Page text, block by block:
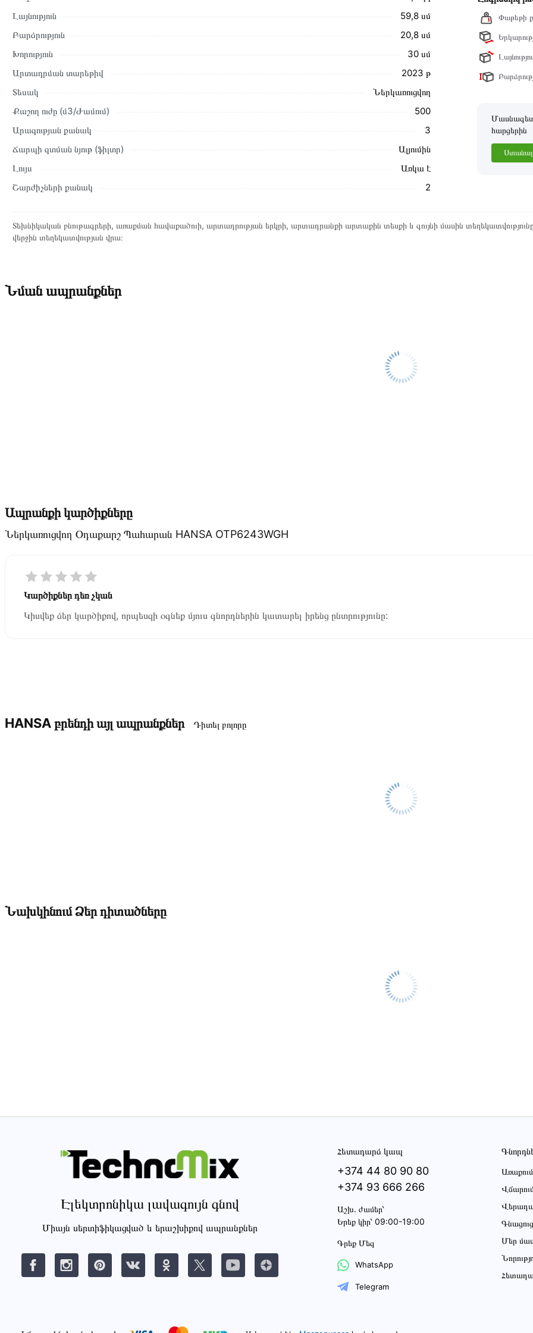
բնութագրերը և կարծիքները:
վերադարձը կատարվում է 14 օրվա ընթացքում:
Լայնություն
59,8 սմ
Բարձրություն
20,8 սմ
Խորություն
30 սմ
Արտադրման տարեթիվ
2023 թ
Տեսակ
Ներկառուցվող
Քաշող ուժը (մ3/Ժամում)
500
Արագության քանակ
3
Ճարպի զտման նյութ (ֆիլտր)
Ալյումին
Լույս
Առկա է
Շարժիչների քանակ
2
Փաթեթի
հարցերին
Ստանալ
Տեխնիկական բնութագրերի, առաքման հավաքածուի, արտադրության երկրի, արտադրանքի արտաքին տեսքի և գույնի մասին
վերջին տեղեկատվության վրա։
Նման ապրանքներ
Ապրանքի կարծիքները
Ներկառուցվող Օդաքարշ Պահարան HANSA OTP6243WGH
Կարծիքներ դեռ չկան
Կիսվեք ձեր կարծիքով, որպեսզի օգնեք մյուս գնորդներին կատարել իրենց ընտրությունը:
HANSA բրենդի այլ ապրանքներ Դիտել բոլորը
Նախկինում Ձեր դիտածները
Էլեկտրոնիկա լավագույն գնով
Միայն սերտիֆիկացված և երաշխիքով ապրանքներ
Հետադարձ կապ
+374 44 80 90 80
+374 93 666 266
Աշխ․ ժամեր՝
Երեք կիր՝ 09:00-19:00
Գրեք Մեզ
WhatsApp
Telegram
Առաքում
Մեր